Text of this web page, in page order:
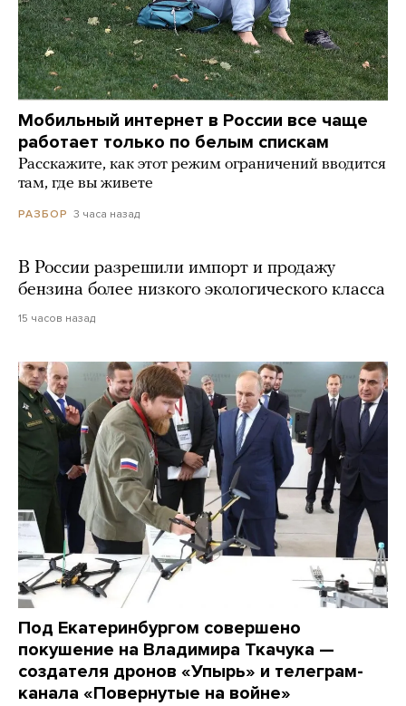
Мобильный интернет в России все чаще
работает только по белым спискам
Расскажите, как этот режим ограничений вводится
там, где вы живете
РАЗБОР 3 часа назад
В России разрешили импорт и продажу
бензина более низкого экологического класса
15 часов назад
Под Екатеринбургом совершено
покушение на Владимира Ткачука —
создателя дронов «Упырь» и телеграм-
канала «Повернутые на войне»